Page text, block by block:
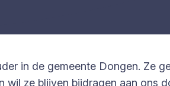
in de gemeente Dongen. Ze
wil ze blijven bijdragen aan ons